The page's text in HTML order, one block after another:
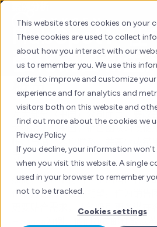
This website stores cookies on your
These cookies are used to collect
about how you interact with our
us to remember you. We use this
order to improve and customize
experience and for analytics and
visitors both on this website and
find out more about the cookies we
Privacy Policy
If you decline, your information
when you visit this website. A single
used in your browser to remember
not to be tracked.
Cookies settings
Skip
content
HubSpot：在
强化销售和生
概览
对大部分（中国）公司而言，要
大挑战。在中国，销售团队习惯
帐户与潜在客户联系，并甚少或错用
等。
然而，这并不符合非中国潜在客
企业对销售代表的期望。作为销售
更要贴合需求，才能吸引更多潜在
Hongda为例，他们通过邮件或以